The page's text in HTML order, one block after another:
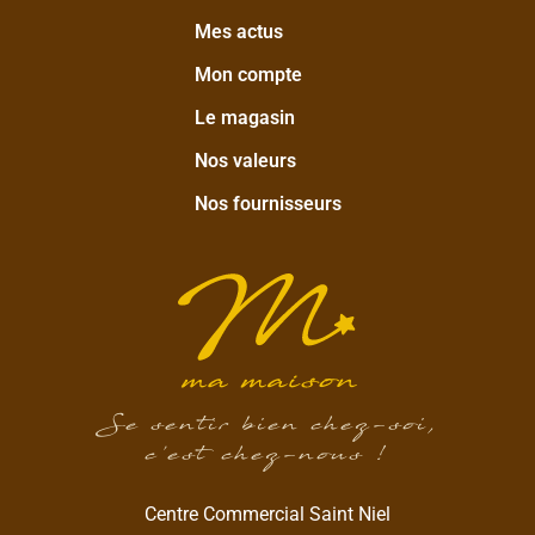
Mes actus
Mon compte
Le magasin
Nos valeurs
Nos fournisseurs
Se sentir bien chez-soi,
c’est chez-nous !
Centre Commercial Saint Niel